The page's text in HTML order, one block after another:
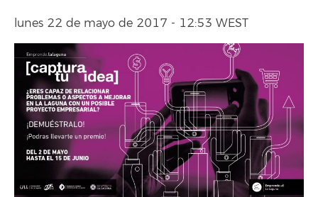
lunes 22 de mayo de 2017 - 12:53 WEST